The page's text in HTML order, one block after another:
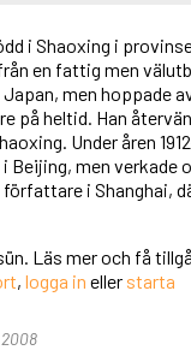
i Shaoxing i
en fattig men
men hoppade
på heltid. Han
Under åren
men verkade
i Shanghai,
Läs mer och få
, logga in eller starta